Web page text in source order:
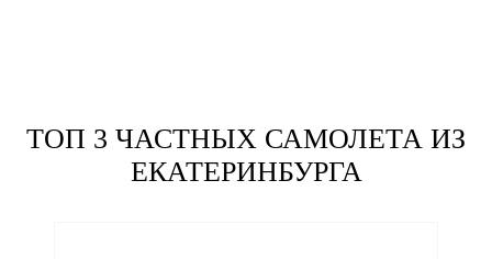
ТОП 3 ЧАСТНЫХ САМОЛЕТА ИЗ
ЕКАТЕРИНБУРГА